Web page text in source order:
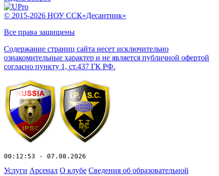
© 2015-2026 НОУ ССК«Десантник»
Все права защищены
Содержание страниц сайта несет исключительно
ознакомительные характер и не является публичной офертой
согласно пункту 1, ст.437 ГК РФ.
00:12:53 - 07.08.2026
Услуги Арсенал О клубе Сведения об образовательной